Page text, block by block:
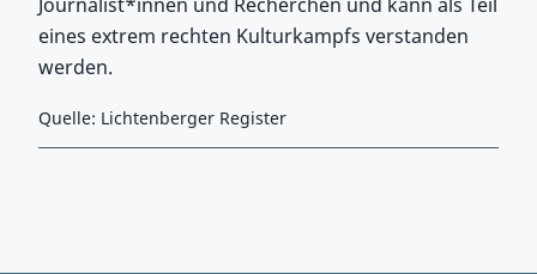
eines extrem rechten Kulturkampfs verstanden
werden.
Quelle: Lichtenberger Register